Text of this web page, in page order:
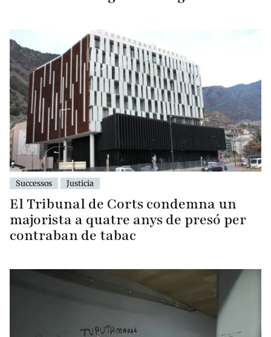
Successos Justicia
El Tribunal de Corts condemna un
majorista a quatre anys de presó per
contraban de tabac